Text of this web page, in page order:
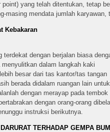
point) yang telah ditentukan, tetap
masing mendata jumlah
Kebakaran
terdekat dengan berjalan biasa
dalam langkah kaki
besar dari tas kantor/tas tangan
berada didalam ruangan lain
dengan merayap pada
dengan orang-orang
instruksi berikutnya.
TERHADAP GEMPA BUMI